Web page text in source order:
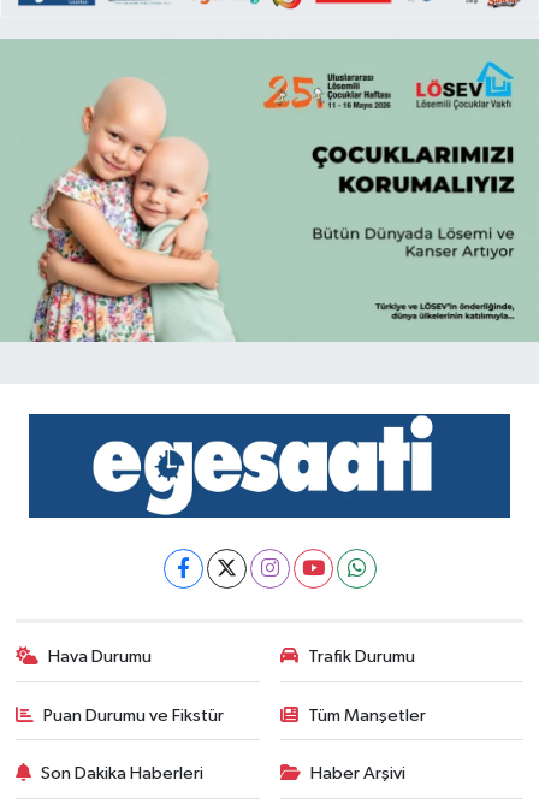
Hava Durumu Trafik Durumu
Puan Durumu ve Fikstür Tüm Manşetler
Son Dakika Haberleri Haber Arşivi